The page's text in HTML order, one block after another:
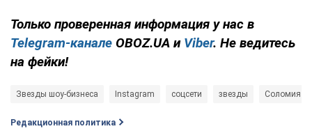
Только проверенная информация у нас в
Telegram-канале OBOZ.UA и Viber. Не ведитесь
на фейки!
Звезды шоу-бизнеса Instagram соцсети звезды Соломия
Редакционная политика